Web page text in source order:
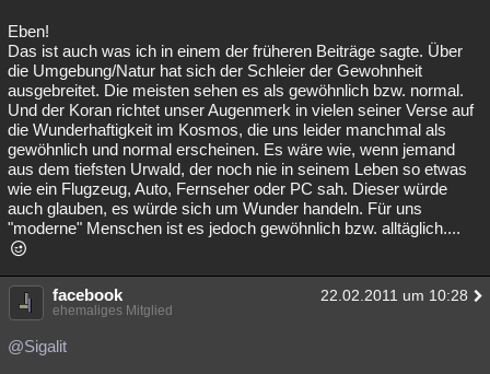
Eben!
Das ist auch was ich in einem der früheren Beiträge sagte. Über
die Umgebung/Natur hat sich der Schleier der Gewohnheit
ausgebreitet. Die meisten sehen es als gewöhnlich bzw. normal.
Und der Koran richtet unser Augenmerk in vielen seiner Verse auf
die Wunderhaftigkeit im Kosmos, die uns leider manchmal als
gewöhnlich und normal erscheinen. Es wäre wie, wenn jemand
aus dem tiefsten Urwald, der noch nie in seinem Leben so etwas
wie ein Flugzeug, Auto, Fernseher oder PC sah. Dieser würde
auch glauben, es würde sich um Wunder handeln. Für uns
"moderne" Menschen ist es jedoch gewöhnlich bzw. alltäglich....
facebook 22.02.2011 um 10:28
ehemaliges Mitglied
@Sigalit